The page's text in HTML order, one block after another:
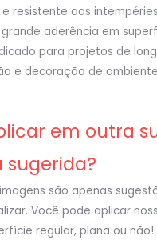
resistente aos
aderência em
para projetos de
e decoração de
em outra
sugerida?
são apenas
Você pode aplicar
regular, plana ou não!